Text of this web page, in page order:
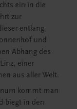
ein in die
zur
entlang
und
Abhang des
einer
aus aller Welt.
kommt man
biegt in den